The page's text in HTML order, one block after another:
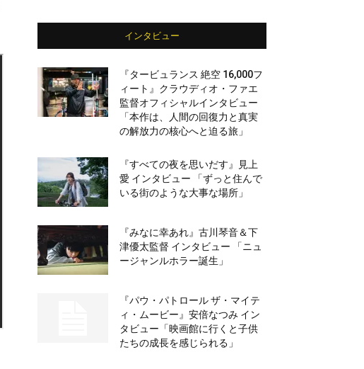
インタビュー
『タービュランス 絶空 16,000フ
ィート』クラウディオ・ファエ
監督オフィシャルインタビュー
「本作は、人間の回復力と真実
の解放力の核心へと迫る旅」
『すべての夜を思いだす』見上
愛 インタビュー 「ずっと住んで
いる街のような大事な場所」
『みなに幸あれ』古川琴音＆下
津優太監督 インタビュー 「ニュ
ージャンルホラー誕生」
『パウ・パトロール ザ・マイテ
ィ・ムービー』安倍なつみ イン
タビュー「映画館に行くと子供
たちの成長を感じられる」